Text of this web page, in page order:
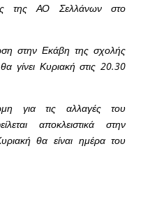
της ΑΟ Σελλάνων στο
στην Εκάβη της σχολής
γίνει Κυριακή στις 20.30
για τις αλλαγές του
αποκλειστικά στην
θα είναι ημέρα του